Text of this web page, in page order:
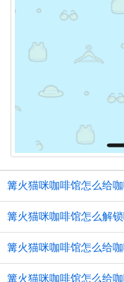
篝火猫咪咖啡馆怎么给
篝火猫咪咖啡馆怎么解
篝火猫咪咖啡馆怎么给
篝火猫咪咖啡馆怎么给